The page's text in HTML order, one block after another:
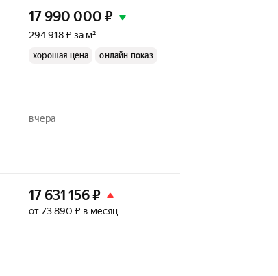
17 990 000 ₽
294 918 ₽ за м²
хорошая цена онлайн показ
вчера
17 631 156₽
от 73 890 ₽ в месяц